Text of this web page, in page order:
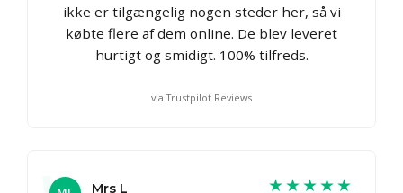
ikke er tilgængelig nogen steder her, så vi
købte flere af dem online. De blev leveret
hurtigt og smidigt. 100% tilfreds.
via Trustpilot Reviews
Mrs L ★★★★★